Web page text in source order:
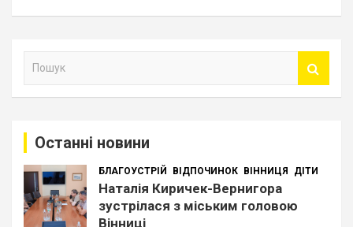
Останні новини
БЛАГОУСТРІЙ ВІДПОЧИНОК ВІННИЦЯ ДІТИ
Наталія Киричек-Вернигора
зустрілася з міським головою
Вінниці